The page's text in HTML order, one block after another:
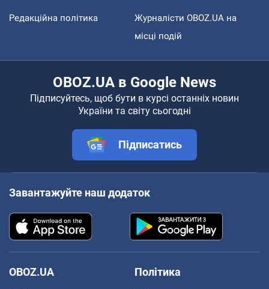
Редакційна політика
Журналісти OBOZ.UA на
місці подій
OBOZ.UA в Google News
Підписуйтесь, щоб бути в курсі останніх новин
України та світу сьогодні
Підписатись
Завантажуйте наш додаток
OBOZ.UA
Політика